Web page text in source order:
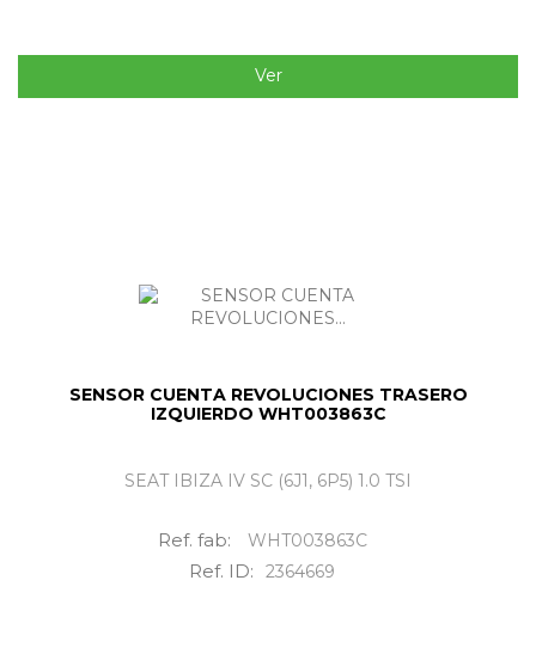
Ver
SENSOR CUENTA REVOLUCIONES TRASERO
IZQUIERDO WHT003863C
SEAT IBIZA IV SC (6J1, 6P5) 1.0 TSI
Ref. fab: WHT003863C
Ref. ID: 2364669